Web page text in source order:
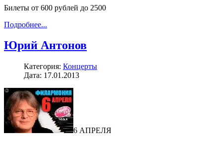
Билеты от 600 рублей до 2500
Подробнее...
Юрий Антонов
Категория: Концерты
Дата: 17.01.2013
6 АПРЕЛЯ